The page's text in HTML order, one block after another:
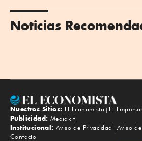
Noticias
Nuestros Sitios: El Economista El
Publicidad: Mediakit
Institucional: Aviso de Privacidad
Aviso
Contacto